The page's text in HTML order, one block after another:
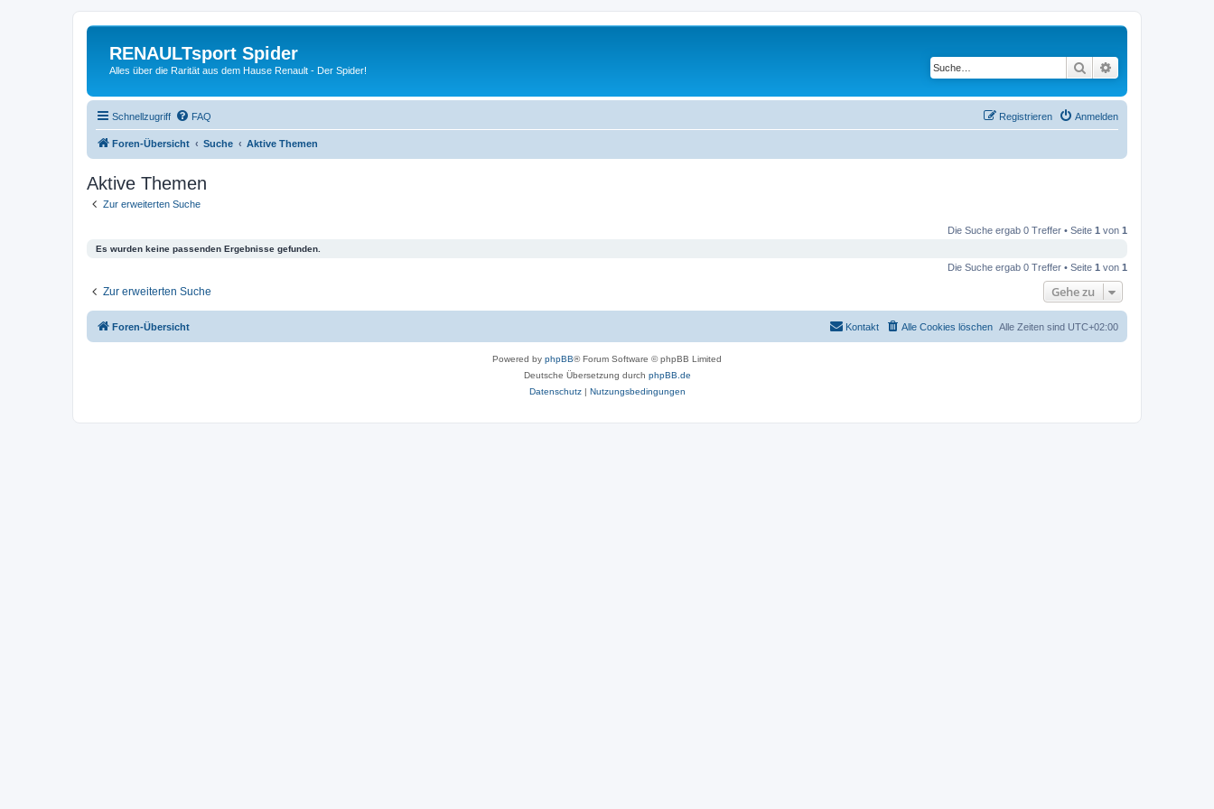
RENAULTsport Spider
Alles über die Rarität aus dem Hause Renault - Der Spider! Suche
Schnellzugriff FAQ Anmelden
Registrieren
Foren-Übersicht Suche Aktive Themen
Aktive Themen
Zur erweiterten Suche
Die Suche ergab 0 Treffer • Seite 1 von 1
Es wurden keine passenden Ergebnisse gefunden.
Die Suche ergab 0 Treffer • Seite 1 von 1
Zur erweiterten Suche Gehe zu
Foren-Übersicht Alle Zeiten sind UTC+02:00
Alle Cookies löschen
Kontakt
Powered by phpBB® Forum Software © phpBB Limited
Deutsche Übersetzung durch phpBB.de
Datenschutz| Nutzungsbedingungen